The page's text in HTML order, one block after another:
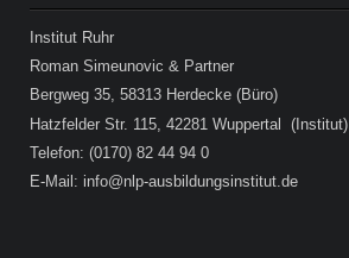
Institut Ruhr
Roman Simeunovic & Partner
Bergweg 35, 58313 Herdecke (Büro)
Hatzfelder Str. 115, 42281 Wuppertal (Institut)
Telefon: (0170) 82 44 94 0
E-Mail: info@nlp-ausbildungsinstitut.de